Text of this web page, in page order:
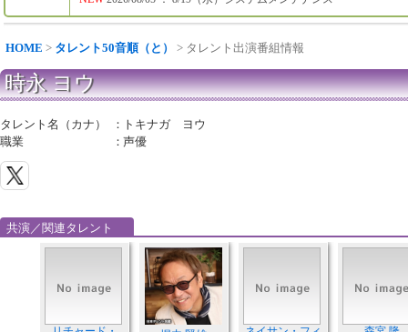
HOME > タレント50音順（と） > タレント出演番組情報
時永 ヨウ
タレント名（カナ） ： トキナガ ヨウ
職業
：声優
共演／関連タレント